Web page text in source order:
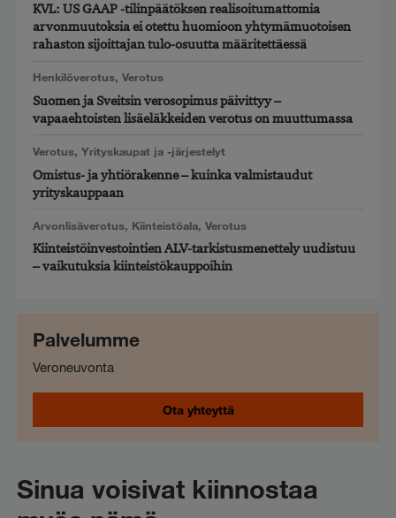
KVL: US GAAP -tilinpäätöksen realisoitumattomia
arvonmuutoksia ei otettu huomioon yhtymämuotoisen
rahaston sijoittajan tulo-osuutta määritettäessä
Henkilöverotus, Verotus
Suomen ja Sveitsin verosopimus päivittyy –
vapaaehtoisten lisäeläkkeiden verotus on muuttumassa
Verotus, Yrityskaupat ja -järjestelyt
Omistus- ja yhtiörakenne – kuinka valmistaudut
yrityskauppaan
Arvonlisäverotus, Kiinteistöala, Verotus
Kiinteistöinvestointien ALV-tarkistusmenettely uudistuu
– vaikutuksia kiinteistökauppoihin
Palvelumme
Veroneuvonta
Ota yhteyttä
Sinua voisivat kiinnostaa